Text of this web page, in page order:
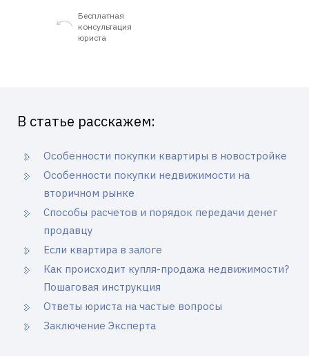
Бесплатная
консультация
юриста
В статье расскажем:
Особенности покупки квартиры в новостройке
Особенности покупки недвижимости на
вторичном рынке
Способы расчетов и порядок передачи денег
продавцу
Если квартира в залоге
Как происходит купля-продажа недвижимости?
Пошаговая инструкция
Ответы юриста на частые вопросы
Заключение Эксперта